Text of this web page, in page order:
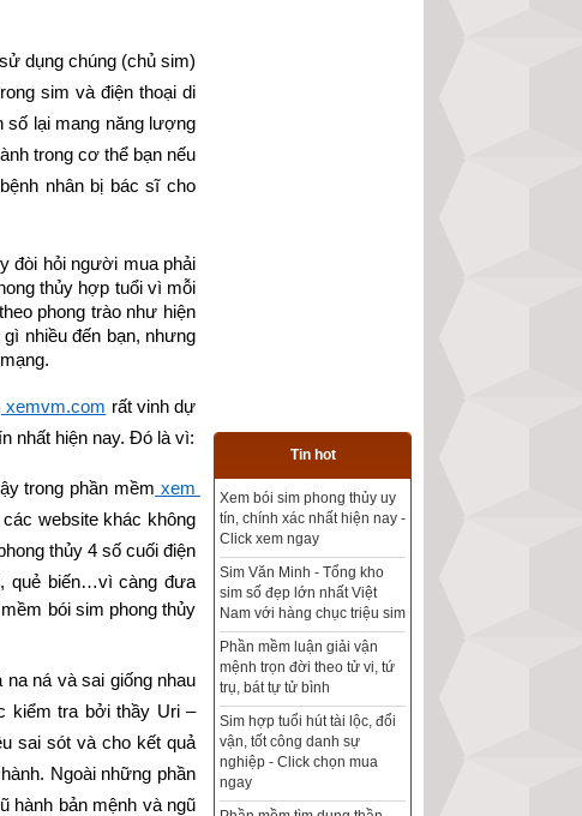
dụng chúng (chủ sim)
sim và điện thoại di
số lại mang năng lượng
trong cơ thể bạn nếu
nhân bị bác sĩ cho
đòi hỏi người mua phải
thủy hợp tuổi vì mỗi
phong trào như hiện
nhiều đến bạn, nhưng
xemvm.com rất vinh dự
nhất hiện nay. Đó là vì:
trong phần mềm xem
website khác không
thủy 4 số cuối điện
quẻ biến…vì càng đưa
bói sim phong thủy
ná và sai giống nhau
kiểm tra bởi thầy Uri –
sai sót và cho kết quả
Ngoài những phần
hành bản mệnh và ngũ
Tin hot
Tổng kho sim phong thủy -
Sim hợp tuổi - Sim hợp
Xem bói sim phong thủy
theo khoa học tử vi, tứ trụ
chính xác nhất
Mua sim Thần tài, Thần tài
theo bạn! Giao sim miễn phí
Xem ngày đẹp - chọn ngày
tốt khởi sự theo kinh dịch
chính xác nhất